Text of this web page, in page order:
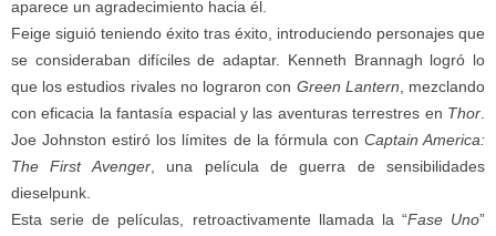
aparece un agradecimiento hacia él.
Feige siguió teniendo éxito tras éxito, introduciendo personajes que
se consideraban difíciles de adaptar. Kenneth Brannagh logró lo
que los estudios rivales no lograron con Green Lantern, mezclando
con eficacia la fantasía espacial y las aventuras terrestres en Thor.
Joe Johnston estiró los límites de la fórmula con Captain America:
The First Avenger, una película de guerra de sensibilidades
dieselpunk.
Esta serie de películas, retroactivamente llamada la “Fase Uno”